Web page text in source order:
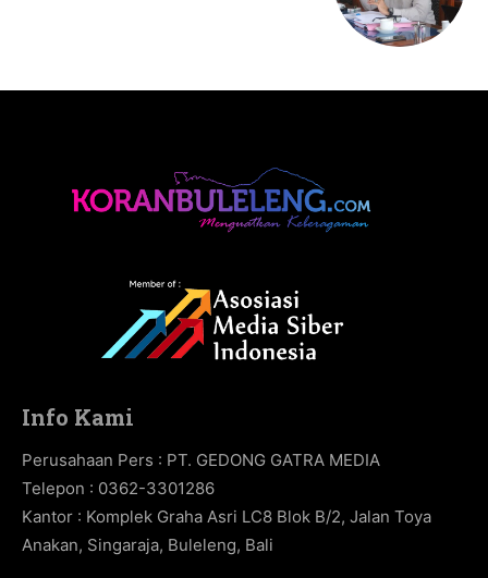
Info Kami
Perusahaan Pers : PT. GEDONG GATRA MEDIA
Telepon : 0362-3301286
Kantor : Komplek Graha Asri LC8 Blok B/2, Jalan Toya
Anakan, Singaraja, Buleleng, Bali